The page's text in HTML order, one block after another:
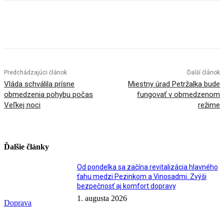
Predchádzajúci článok
Vláda schválila prísne
obmedzenia pohybu počas
Veľkej noci
Ďalší článok
Miestny úrad Petržalka bude
fungovať v obmedzenom
režime
Ďalšie články
Doprava
Od pondelka sa začína revitalizácia hlavného
ťahu medzi Pezinkom a Vinosadmi. Zvýši
bezpečnosť aj komfort dopravy
1. augusta 2026